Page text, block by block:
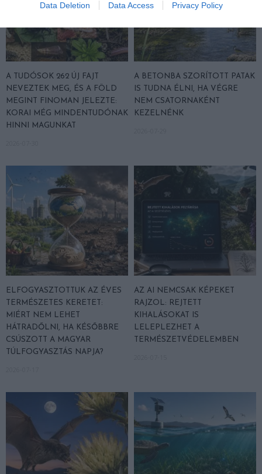
Data Deletion Data Access Privacy Policy
A TUDÓSOK 262 ÚJ FAJT
NEVEZTEK MEG, ÉS A FÖLD
MEGINT FINOMAN JELEZTE:
KORAI MÉG MINDENTUDÓNAK
HINNI MAGUNKAT
A BETONBA SZORÍTOTT PATAK
IS TUDNA ÉLNI, HA VÉGRE
NEM CSATORNAKÉNT
KEZELNÉNK
ELFOGYASZTOTTUK AZ ÉVES
TERMÉSZETES KERETET:
MIÉRT NEM LEHET
HÁTRADŐLNI, HA KÉSŐBBRE
CSÚSZOTT A MAGYAR
TÚLFOGYASZTÁS NAPJA?
AZ AI NEMCSAK KÉPEKET
RAJZOL: REJTETT
KIHALÁSOKAT IS
LELEPLEZHET A
TERMÉSZETVÉDELEMBEN